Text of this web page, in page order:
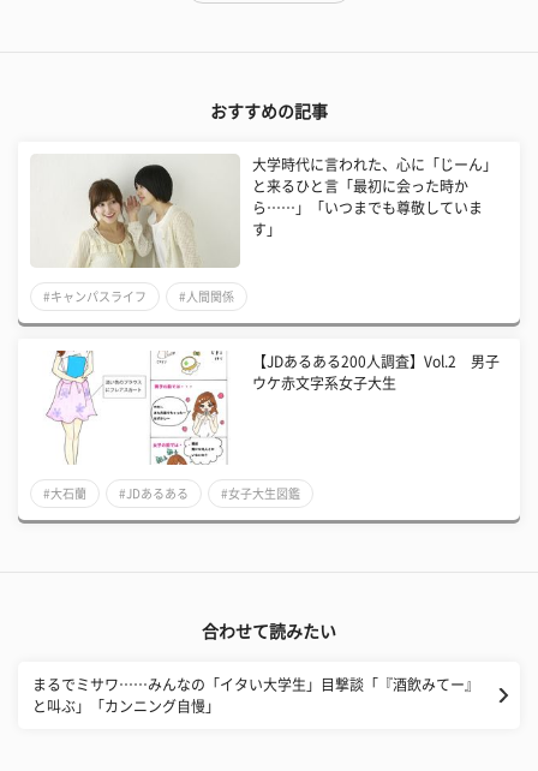
おすすめの記事
大学時代に言われた、心に「じーん」
と来るひと言「最初に会った時か
ら……」「いつまでも尊敬していま
す」
#キャンパスライフ #人間関係
【JDあるある200人調査】Vol.2 男子
ウケ赤文字系女子大生
#大石蘭 #JDあるある #女子大生図鑑
合わせて読みたい
まるでミサワ……みんなの「イタい大学生」目撃談「『酒飲みてー』
と叫ぶ」「カンニング自慢」